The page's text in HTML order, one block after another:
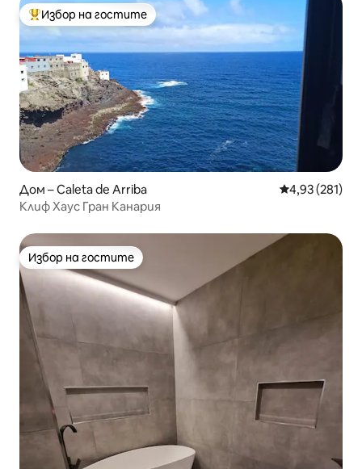
Най-популярен избор на гостите
Избор на гостите
Дом – Caleta de Arriba Средна
4,93 (281)
Клиф Хаус Гран Канария
Избор на гостите
Избор на гостите